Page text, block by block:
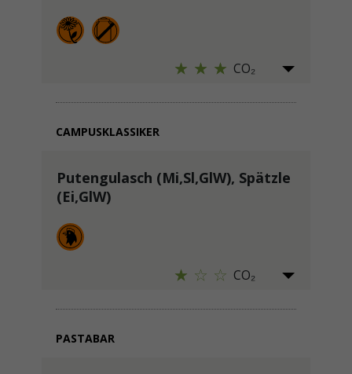
CO₂
CAMPUSKLASSIKER
Putengulasch (Mi,Sl,GlW), Spätzle
(Ei,GlW)
CO₂
PASTABAR